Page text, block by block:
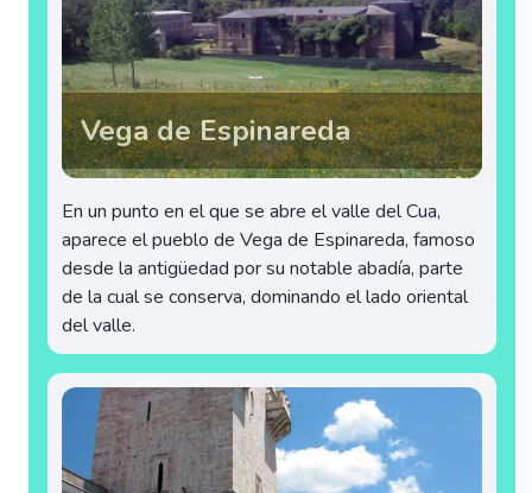
Vega de Espinareda
En un punto en el que se abre el valle del Cua,
aparece el pueblo de Vega de Espinareda, famoso
desde la antigüedad por su notable abadía, parte
de la cual se conserva, dominando el lado oriental
del valle.